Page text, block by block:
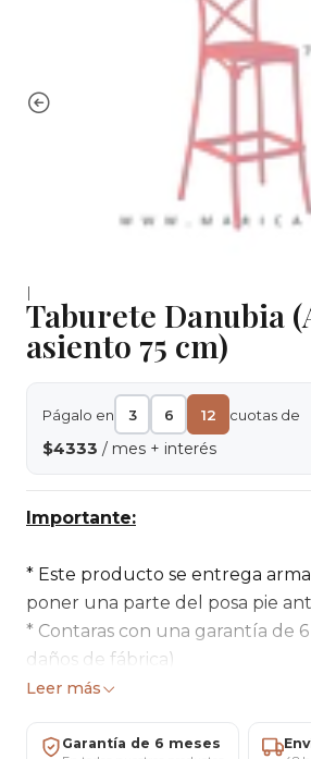
|
Taburete Danubia
asiento 75 cm)
Págalo en 3 6 12 cuotas de
$4333 / mes + interés
Importante:
* Este producto se entrega
poner una parte del posa pie
* Contaras con una garantía de
daños de fábrica)
* Si tienes dudas sobre este
Leer más
Garantía de 6 meses